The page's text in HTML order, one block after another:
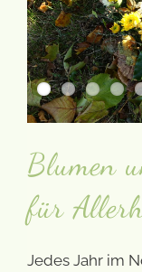
Blumen
für
Jedes Jahr im